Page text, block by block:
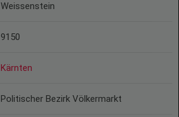
Weissenstein
9150
Kärnten
Politischer Bezirk Völkermarkt